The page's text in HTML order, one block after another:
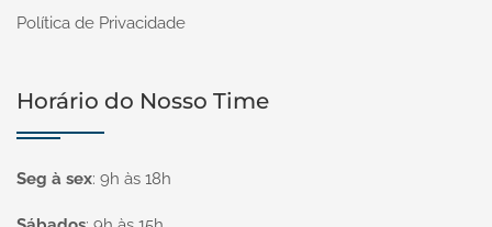
Política de Privacidade
Horário do Nosso Time
Seg à sex: 9h às 18h